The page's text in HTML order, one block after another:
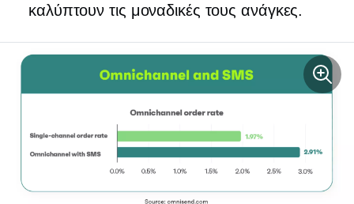
καλύπτουν τις μοναδικές τους ανάγκες.